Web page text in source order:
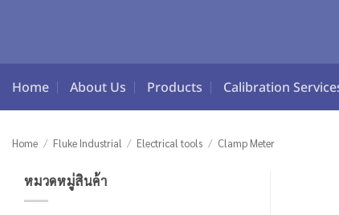
Home About Us Products Calibration
Home / Fluke Industrial / Electrical tools / Clamp Meter
หมวดหมู่สินค้า